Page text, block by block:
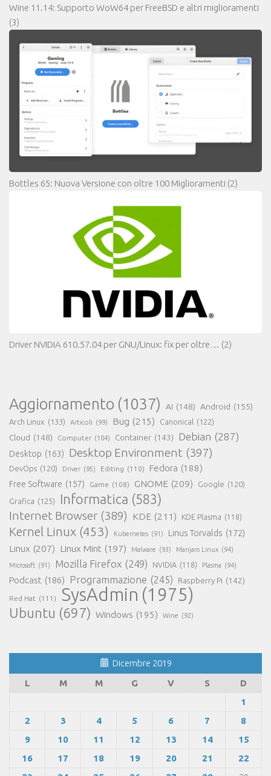
Wine 11.14: Supporto WoW64 per FreeBSD e altri miglioramenti
(3)
Bottles 65: Nuova Versione con oltre 100 Miglioramenti (2)
Driver NVIDIA 610.57.04 per GNU/Linux: fix per oltre… (2)
Aggiornamento (1037) AI (148) Android (155)
Arch Linux (133) Articoli (99) Bug (215) Canonical (122)
Cloud (148) Computer (104) Container (143) Debian (287)
Desktop (163) Desktop Environment (397)
DevOps (120) Driver (95) Editing (110) Fedora (188)
Free Software (157) Game (108) GNOME (209) Google (120)
Grafica (125) Informatica (583)
Internet Browser (389) KDE (211) KDE Plasma (118)
Kernel Linux (453) Kubernetes (91) Linus Torvalds (172)
Linux (207) Linux Mint (197) Malware (93) Manjaro Linux (94)
Microsoft (91) Mozilla Firefox (249) NVIDIA (118) Plasma (94)
Podcast (186) Programmazione (245) Raspberry Pi (142)
Red Hat (111) SysAdmin (1975)
Ubuntu (697) Windows (195) Wine (92)
Dicembre 2019
L
M M G V S
D
1
2
3 4 5 6 7
8
9
10 11 12 13 14
15
16
17 18 19 20 21
22